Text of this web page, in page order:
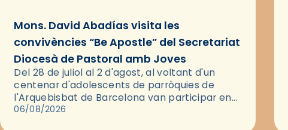
Mons. David Abadías visita les
convivències “Be Apostle” del Secretariat
Diocesà de Pastoral amb Joves
Del 28 de juliol al 2 d'agost, al voltant d'un
centenar d'adolescents de parròquies de
l'Arquebisbat de Barcelona van participar en
les convivències Be Apostle, organitzades pel
06/08/2026